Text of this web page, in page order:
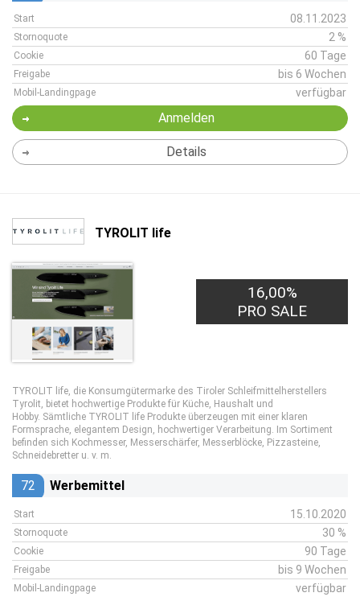
Start 08.11.2023
Stornoquote 2 %
Cookie 60 Tage
Freigabe bis 6 Wochen
Mobil-Landingpage verfügbar
Anmelden
Details
TYROLIT life
16,00%
PRO SALE
TYROLIT life, die Konsumgütermarke des Tiroler Schleifmittelherstellers
Tyrolit, bietet hochwertige Produkte für Küche, Haushalt und
Hobby. Sämtliche TYROLIT life Produkte überzeugen mit einer klaren
Formsprache, elegantem Design, hochwertiger Verarbeitung. Im Sortiment
befinden sich Kochmesser, Messerschärfer, Messerblöcke, Pizzasteine,
Schneidebretter u. v. m.
72 Werbemittel
Start 15.10.2020
Stornoquote 30 %
Cookie 90 Tage
Freigabe bis 9 Wochen
Mobil-Landingpage verfügbar